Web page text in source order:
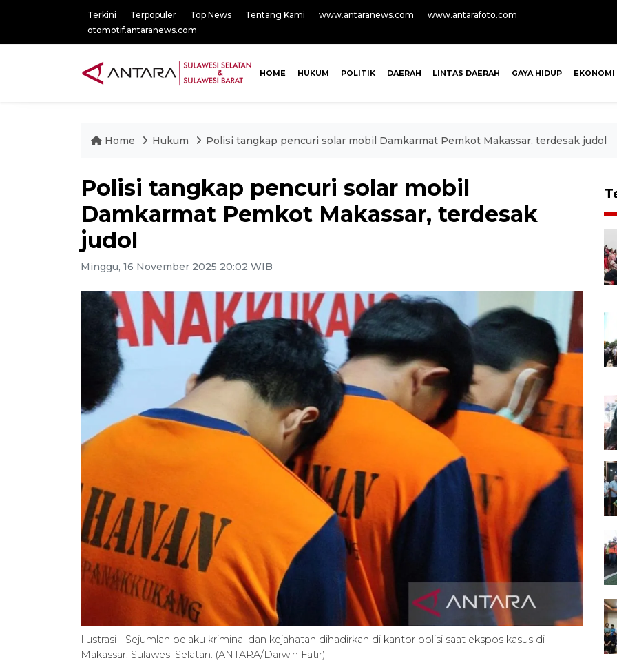
Terkini Terpopuler Top News Tentang Kami www.antaranews.com
www.antarafoto.com
otomotif.antaranews.com
HOME HUKUM POLITIK DAERAH LINTAS DAERAH GAYA HIDUP EKONOMI
Home Hukum Polisi tangkap pencuri solar mobil Damkarmat Pemkot Makassar, terdesak judol
Polisi tangkap pencuri solar mobil
Damkarmat Pemkot Makassar, terdesak
judol
Minggu, 16 November 2025 20:02 WIB
Ilustrasi - Sejumlah pelaku kriminal dan kejahatan dihadirkan di kantor polisi saat ekspos kasus di
Makassar, Sulawesi Selatan. (ANTARA/Darwin Fatir)